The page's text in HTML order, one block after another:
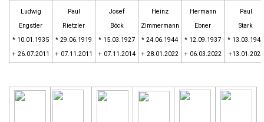
Ludwig
Engstler
* 10.01.1935
+ 26.07.2011
Paul
Rietzler
* 29.06.1919
+ 07.11.2011
Josef
Böck
* 15.03.1927
+ 07.11.2014
Heinz
Zimmermann
* 24.06.1944
+ 28.01.2022
Hermann
Ebner
* 12.09.1937
+ 06.03.2022
Paul
Stark
* 13.03.1942
+13.01.2023